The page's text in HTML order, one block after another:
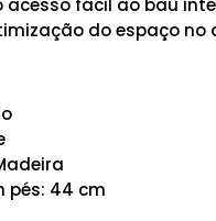
do espaço no
pés: 44 cm